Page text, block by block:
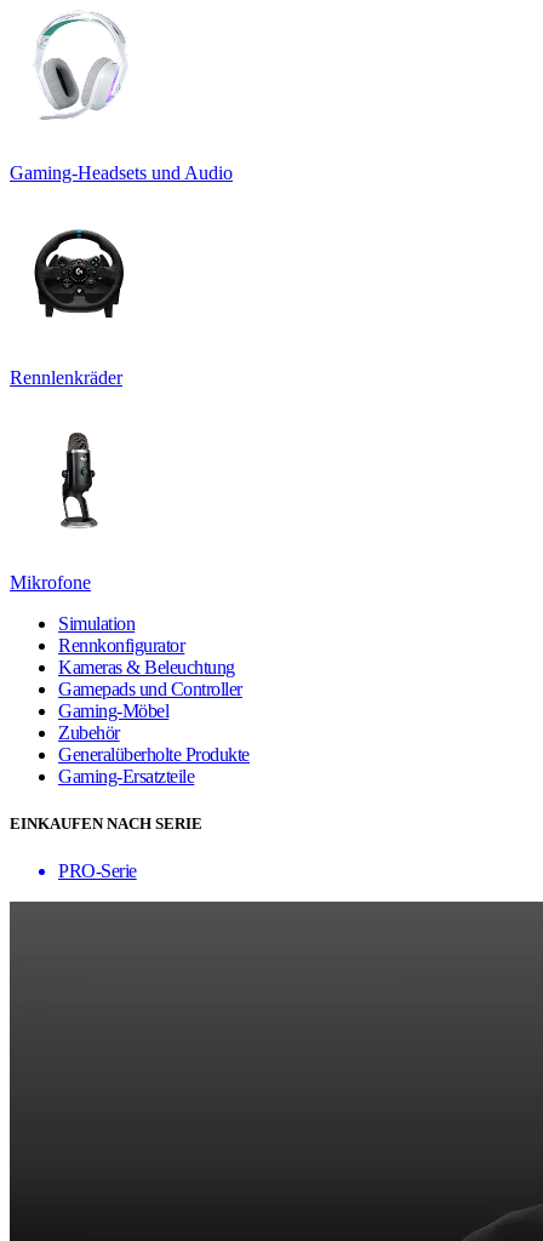
Gaming-Headsets und Audio
Rennlenkräder
Mikrofone
Simulation
Rennkonfigurator
Kameras & Beleuchtung
Gamepads und Controller
Gaming-Möbel
Zubehör
Generalüberholte Produkte
Gaming-Ersatzteile
EINKAUFEN NACH SERIE
PRO-Serie